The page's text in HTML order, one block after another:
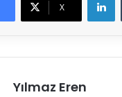
X
Yılmaz Eren